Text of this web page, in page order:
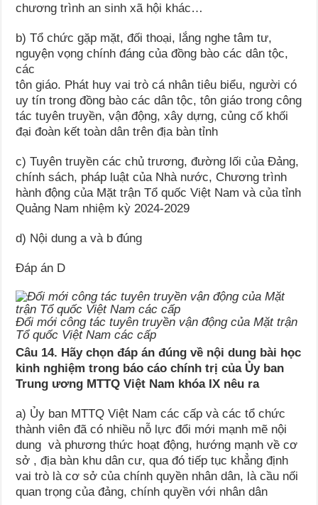
chương trình an sinh xã hội khác…
b) Tổ chức gặp mặt, đối thoại, lắng nghe tâm tư,
nguyện vọng chính đáng của đồng bào các dân tộc,
các
tôn giáo. Phát huy vai trò cá nhân tiêu biểu, người có
uy tín trong đồng bào các dân tộc, tôn giáo trong công
tác tuyên truyền, vận động, xây dựng, củng cố khối
đại đoàn kết toàn dân trên địa bàn tỉnh
c) Tuyên truyền các chủ trương, đường lối của Đảng,
chính sách, pháp luật của Nhà nước, Chương trình
hành động của Mặt trận Tổ quốc Việt Nam và của tỉnh
Quảng Nam nhiệm kỳ 2024-2029
d) Nội dung a và b đúng
Đáp án D
Đổi mới công tác tuyên truyền vận động của Mặt trận
Tổ quốc Việt Nam các cấp
Câu 14. Hãy chọn đáp án đúng về nội dung bài học
kinh nghiệm trong báo cáo chính trị của Ủy ban
Trung ương MTTQ Việt Nam khóa IX nêu ra
a) Ủy ban MTTQ Việt Nam các cấp và các tổ chức
thành viên đã có nhiều nỗ lực đổi mới mạnh mẽ nội
dung và phương thức hoạt động, hướng mạnh về cơ
sở , địa bàn khu dân cư, qua đó tiếp tục khẳng định
vai trò là cơ sở của chính quyền nhân dân, là cầu nối
quan trọng của đảng, chính quyền với nhân dân